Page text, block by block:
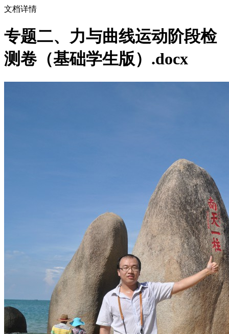
文档详情
专题二、力与曲线运动阶段检
测卷（基础学生版）.docx